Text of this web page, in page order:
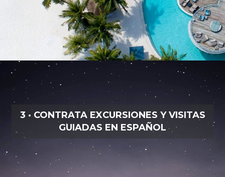
3 · CONTRATA EXCURSIONES Y VISITAS
GUIADAS EN ESPAÑOL